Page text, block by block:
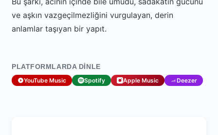
ve aşkın vazgeçilmezliğini vurgulayan, derin
anlamlar taşıyan bir yapıt.
PLATFORMLARDA DINLE
YouTube Music Spotify Apple Music Deezer